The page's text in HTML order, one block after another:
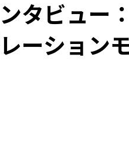
タビュー
ーション